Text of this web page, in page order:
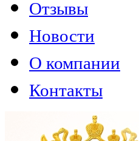
Отзывы
Новости
О компании
Контакты